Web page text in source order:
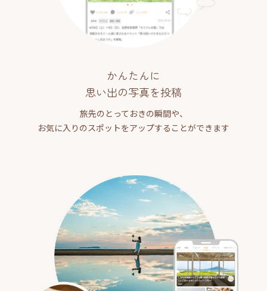
かんたんに
思い出の写真を投稿
旅先のとっておきの瞬間や、
お気に入りのスポットをアップすることができます